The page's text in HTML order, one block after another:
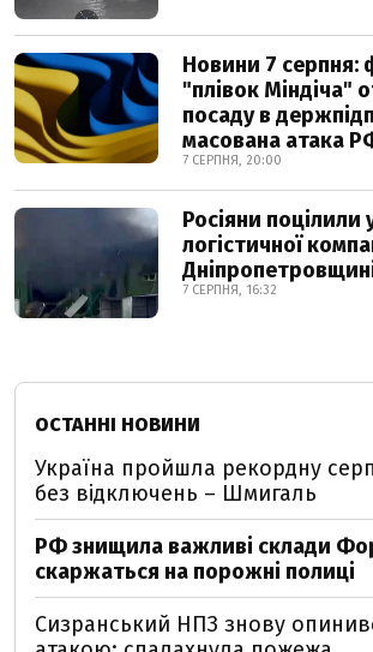
Новини 7 серпня:
"плівок Міндіча"
посаду в
масована атака
7 СЕРПНЯ, 20:00
Росіяни поцілили
логістичної
7 СЕРПНЯ, 16:32
ОСТАННІ НОВИНИ
Україна пройшла рекордну
без відключень – Шмигаль
РФ знищила важливі склади
скаржаться на порожні полиці
Сизранський НПЗ знову